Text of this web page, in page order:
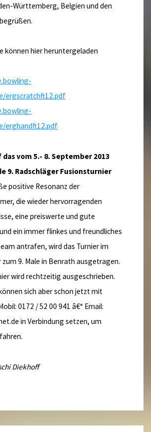
Württemberg, Belgien und den
können hier heruntergeladen
ergscratchft12.pdf
erghandft12.pdf
das vom 5.- 8. September 2013
9. Radschläger Fusionsturnier
positive Resonanz der
die wieder hervorragenden
eine preiswerte und gute
ein immer flinkes und freundliches
antrafen, wird das Turnier im
9. Male in Benrath ausgetragen.
wird rechtzeitig ausgeschrieben.
sich aber schon jetzt mit
0172 / 52 00 941 â€“ Email:
in Verbindung setzen, um
Diekhoff